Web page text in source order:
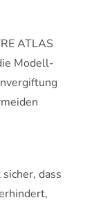
ATLAS
Modell-
dass